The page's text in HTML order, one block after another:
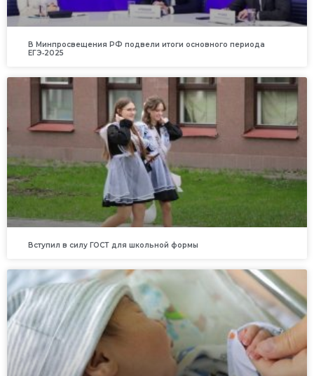
В Минпросвещения РФ подвели итоги основного периода
ЕГЭ‑2025
Вступил в силу ГОСТ для школьной формы